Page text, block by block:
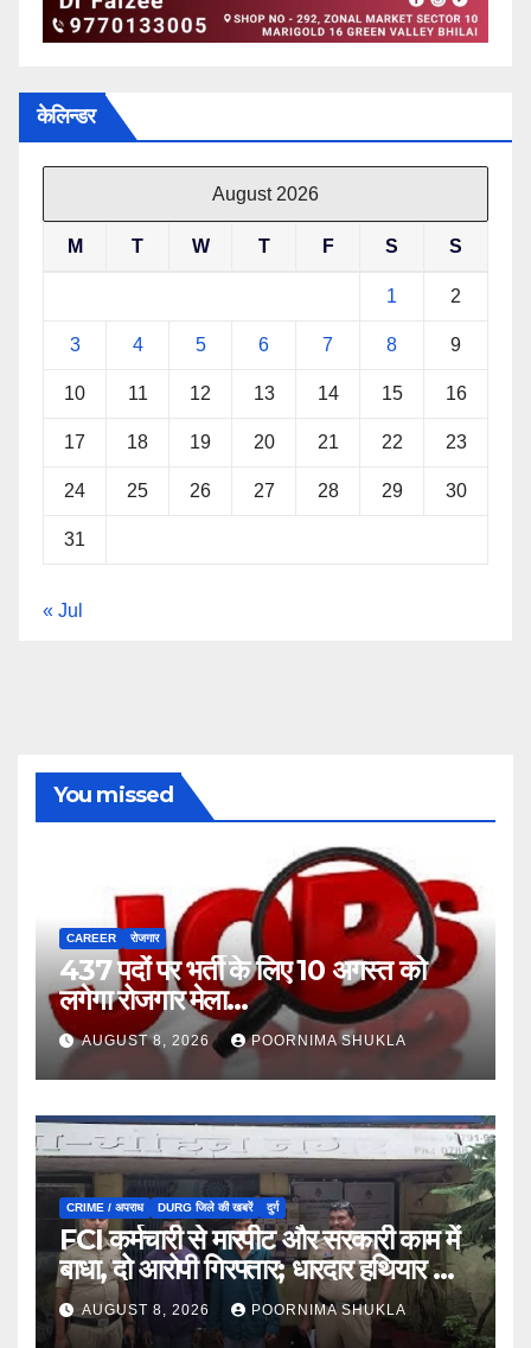
केलिन्डर
August 2026
M T W T F S S
1 2
3 4 5 6 7 8 9
10 11 12 13 14 15 16
17 18 19 20 21 22 23
24 25 26 27 28 29 30
31
« Jul
You missed
CAREER रोजगार
437 पदों पर भर्ती के लिए 10 अगस्त को
लगेगा रोजगार मेला…
AUGUST 8, 2026 POORNIMA SHUKLA
CRIME / अपराध DURG जिले की खबरें दुर्ग
FCI कर्मचारी से मारपीट और सरकारी काम में
बाधा, दो आरोपी गिरफ्तार; धारदार हथियार भी
जब्त…
AUGUST 8, 2026 POORNIMA SHUKLA